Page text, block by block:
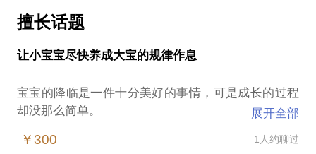
擅长话题
让小宝宝尽快养成大宝的规律作息
宝宝的降临是一件十分美好的事情，可是成长的过程
却没那么简单。
疹”而烦恼不已？面对“状况百出”的宝宝，“烦恼”的爸
展开全部
￥300 1人约聊过